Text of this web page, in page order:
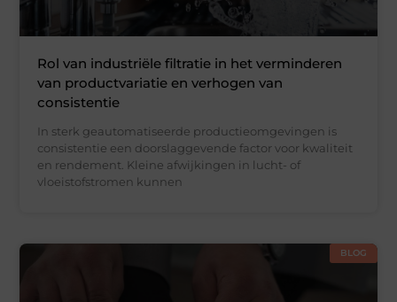
Rol van industriële filtratie in het verminderen
van productvariatie en verhogen van
consistentie
In sterk geautomatiseerde productieomgevingen is
consistentie een doorslaggevende factor voor kwaliteit
en rendement. Kleine afwijkingen in lucht- of
vloeistofstromen kunnen
BLOG